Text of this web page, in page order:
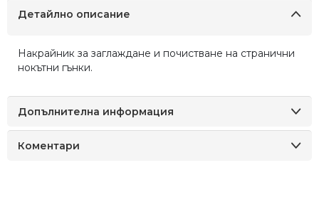
Детайлно описание
Накрайник за заглаждане и почистване на странични
нокътни гънки.
Допълнителна информация
Коментари